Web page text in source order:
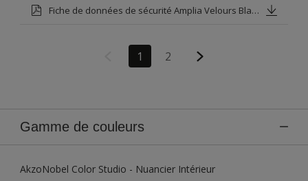
Fiche de données de sécurité Amplia Velours Blanc
1 2
Gamme de couleurs
AkzoNobel Color Studio - Nuancier Intérieur